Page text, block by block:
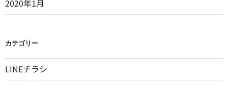
2020年1月
カテゴリー
LINEチラシ